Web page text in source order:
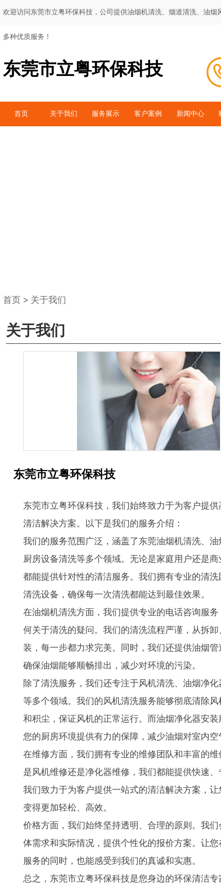
欢迎访问东莞市立粤环保科技，公司提供油烟机清洗、烟道清洗、油烟
多种优质服务！
东莞市立粤环保科技
首页 关于我们 服务展示 客户案例 新闻中心
首页 > 关于我们
关于我们
东莞市立粤环保科技
东莞市立粤环保科技，我们始终致力于为客户提
清洁解决方案。以下是我们的服务介绍：
我们的服务范围广泛，涵盖了东莞油烟机清洗、
厨房设备清洗等多个领域。无论是家庭用户还是
都能提供针对性的清洁服务。我们拥有专业的清
清洗设备，确保每一次清洗都能达到最佳效果。
在油烟机清洗方面，我们提供专业的电话咨询服
何关于清洗的疑问。我们的清洗流程严谨，从拆
装，每一步都力求完美。同时，我们还提供油烟
确保油烟能够顺畅排出，减少对环境的污染。
除了清洗服务，我们还专注于风机清洗、油烟净
等多个领域。我们的风机清洗服务能够彻底清除
和积尘，保证风机的正常运行。而油烟净化器安
您的厨房环境提供有力的保障，减少油烟对室内
在维修方面，我们拥有专业的维修团队和丰富的
是风机维修还是净化器维修，我们都能提供快速
我们致力于为客户提供一站式的清洁解决方案，
变得更加轻松、高效。
价格方面，我们始终坚持透明、合理的原则。我
体需求和实际情况，提供个性化的报价方案。让
服务的同时，也能感受到我们的真诚和实惠。
总之，东莞市立粤环保科技是您身边的环保清洁